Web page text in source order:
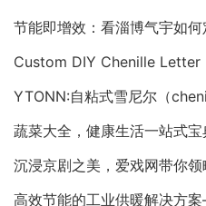
节能即增效：看淄博气宇如
YTONN:自粘式雪尼尔（
蔬菜大全，健康生活一站式宝
沉浸京剧之美，爱戏网带你领